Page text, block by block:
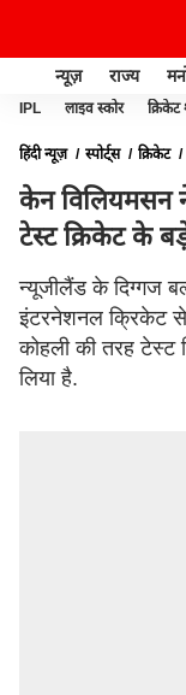
न्यूज़ राज्य
IPL लाइव स्कोर
हिंदी न्यूज़ स्पोर्ट्स क्रिकेट
केन विलियमसन
टेस्ट क्रिकेट के
न्यूजीलैंड के दिग्गज
इंटरनेशनल क्रिकेट से
कोहली की तरह
लिया है.